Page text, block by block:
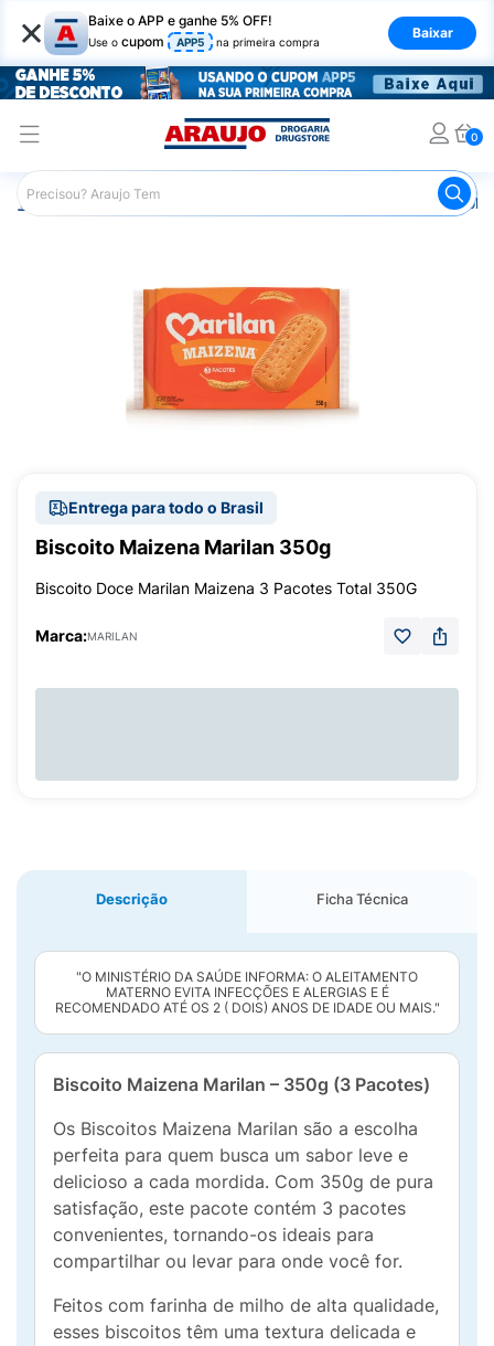
× Baixe o APP e ganhe 5% OFF!
Use o cupom APP5 na primeira compra
Baixar
0
Araujo Mercado Biscoito e
Entrega para todo o Brasil
Biscoito Maizena Marilan 350g
Biscoito Doce Marilan Maizena 3 Pacotes Total 350G
Marca:MARILAN
Descrição Ficha Técnica
"O MINISTÉRIO DA SAÚDE INFORMA: O ALEITAMENTO
MATERNO EVITA INFECÇÕES E ALERGIAS E É
RECOMENDADO ATÉ OS 2 ( DOIS) ANOS DE IDADE OU MAIS."
Biscoito Maizena Marilan – 350g (3 Pacotes)
Os Biscoitos Maizena Marilan são a escolha
perfeita para quem busca um sabor leve e
delicioso a cada mordida. Com 350g de pura
satisfação, este pacote contém 3 pacotes
convenientes, tornando-os ideais para
compartilhar ou levar para onde você for.
Feitos com farinha de milho de alta qualidade,
esses biscoitos têm uma textura delicada e